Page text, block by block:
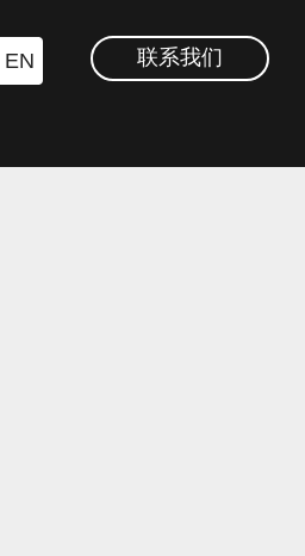
EN 联系我们